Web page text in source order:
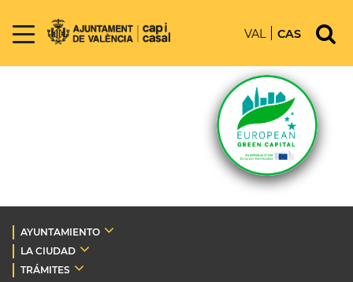
VAL CAS
AYUNTAMIENTO
LA CIUDAD
TRÁMITES